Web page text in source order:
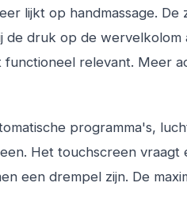
lijkt op handmassage.
de druk op de
functioneel relevant. Meer
programma's,
Het touchscreen
een drempel zijn. De